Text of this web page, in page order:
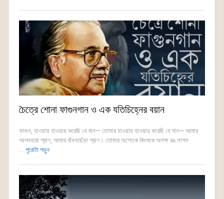
চৈত্রে শোনা ফাগুনগান ও এক যতিচিহ্নের বয়ান
ফাগুন, হাওয়ায় হাওয়ায় করেছি যে দান— তোমার হাওয়ায় হাওয়ায় করেছি যে দান— আমার
আপনহারা প্রাণ, আমার বাঁধনছেঁড়া প্রাণ। তোমার অশোকে কিংশুকে অলক্ষ রঙ লাগল
... পুরোটা পড়ুন